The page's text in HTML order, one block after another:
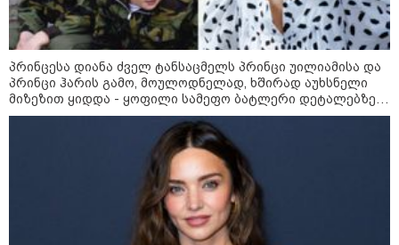
სამოქალაქო საზოგადოების
წარმომადგენლები 2008 წლის
რუსეთ-საქართველოს აგვისტოს
ომის 18 წლისთავთან
დაკავშირებით ერთობლივ
განცხადებას ავრცელებენ
22:35 / 06-08-2026
"კიდევ ერთხელ მოვუწოდებ
საქართველოს მთავრობას, მისი
დაუყოვნებლივი და უპირობო
გათავისუფლებისკენ" - რას
წერს ეუთო-ს წარმომადგენელი
მზია ამაღლობელზე?
პრინცესა დიანა ძველ ტანსაცმელს პრინცი უილიამისა და
პრინცი ჰარის გამო, მოულოდნელად, ხშირად აუხსნელი
მიზეზით ყიდდა - ყოფილი სამეფო ბატლერი დეტალებზე
საკუთარ წიგნში საუბრობს